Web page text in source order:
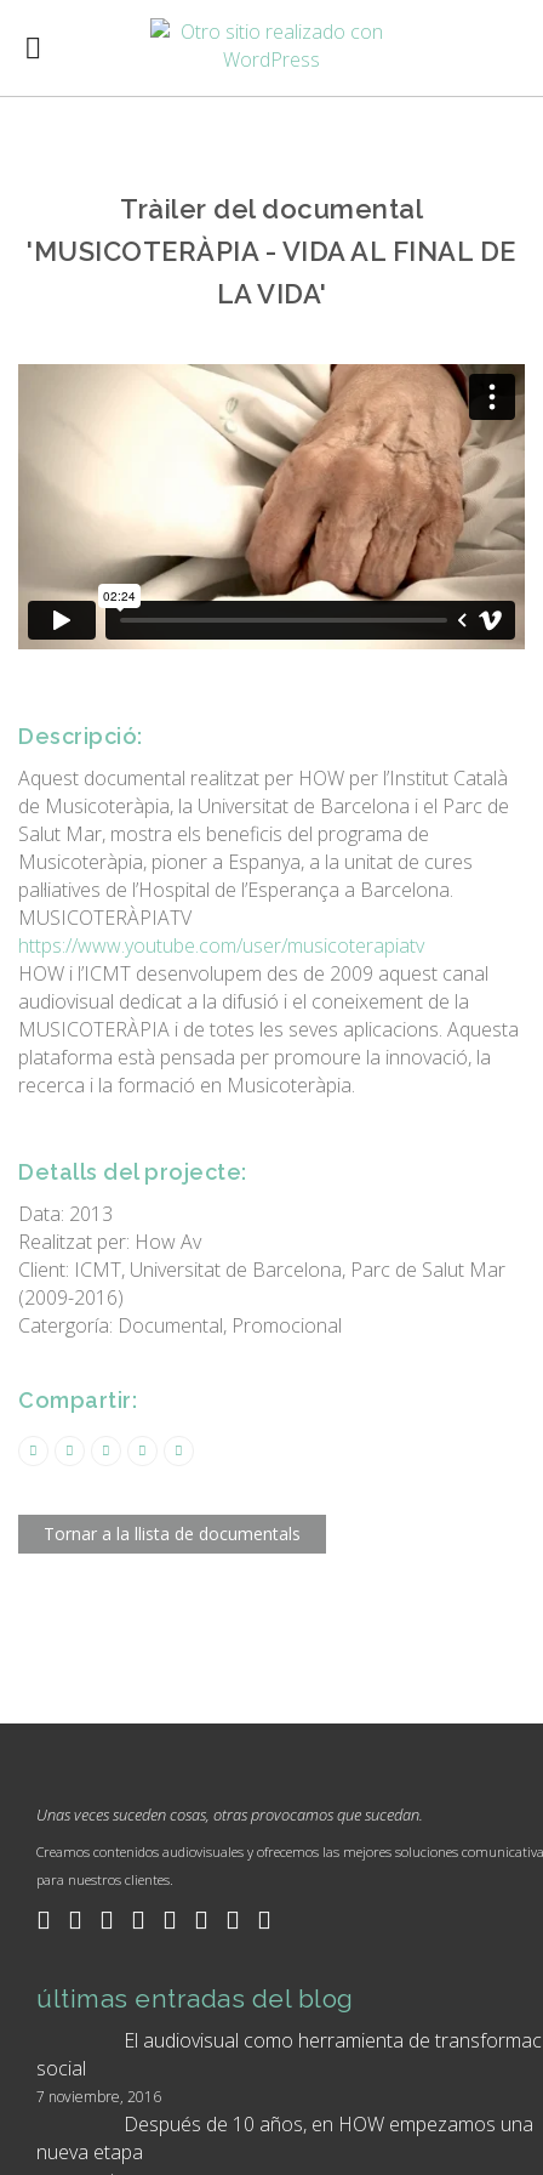
Tràiler del documental
'MUSICOTERÀPIA - VIDA AL FINAL DE
LA VIDA'
Descripció:
Aquest documental realitzat per HOW per l’Institut Català
de Musicoteràpia, la Universitat de Barcelona i el Parc de
Salut Mar, mostra els beneficis del programa de
Musicoteràpia, pioner a Espanya, a la unitat de cures
pal·liatives de l’Hospital de l’Esperança a Barcelona.
MUSICOTERÀPIATV
https://www.youtube.com/user/musicoterapiatv
HOW i l’ICMT desenvolupem des de 2009 aquest canal
audiovisual dedicat a la difusió i el coneixement de la
MUSICOTERÀPIA i de totes les seves aplicacions. Aquesta
plataforma està pensada per promoure la innovació, la
recerca i la formació en Musicoteràpia.
Detalls del projecte:
Data: 2013
Realitzat per: How Av
Client: ICMT, Universitat de Barcelona, Parc de Salut Mar
(2009-2016)
Catergoría: Documental, Promocional
Compartir:
Tornar a la llista de documentals
Unas veces suceden cosas, otras provocamos que sucedan.
Creamos contenidos audiovisuales y ofrecemos las mejores soluciones
para nuestros clientes.
últimas entradas del blog
El audiovisual como herramienta de
social
7 noviembre, 2016
Después de 10 años, en HOW empezamos una
nueva etapa